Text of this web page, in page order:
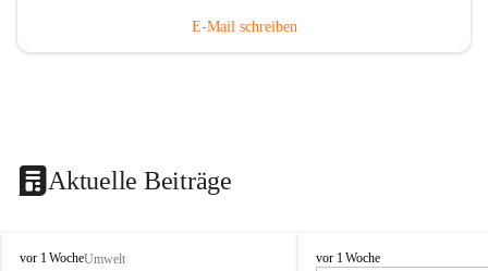
E-Mail schreiben
Aktuelle Beiträge
V
vor 1 WocheUmwelt
V
vor 1 Woche